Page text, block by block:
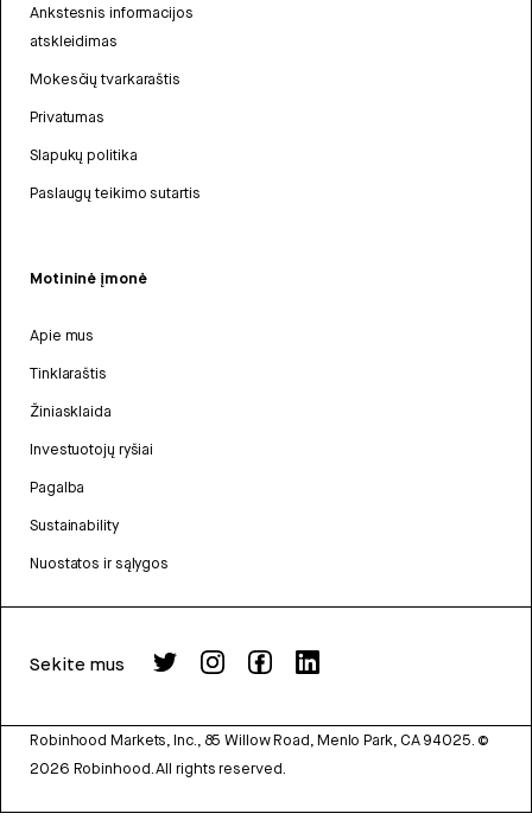
Ankstesnis informacijos
atskleidimas
Mokesčių tvarkaraštis
Privatumas
Slapukų politika
Paslaugų teikimo sutartis
Motininė įmonė
Apie mus
Tinklaraštis
Žiniasklaida
Investuotojų ryšiai
Pagalba
Sustainability
Nuostatos ir sąlygos
Sekite mus
Robinhood Markets, Inc., 85 Willow Road, Menlo Park, CA 94025. ©
2026 Robinhood. All rights reserved.